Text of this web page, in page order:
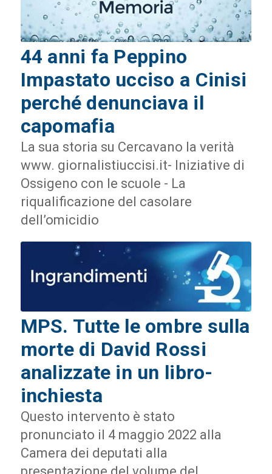
44 anni fa Peppino
Impastato ucciso a Cinisi
perché denunciava il
capomafia
La sua storia su Cercavano la verità
www. giornalistiuccisi.it- Iniziative di
Ossigeno con le scuole - La
riqualificazione del casolare
dell’omicidio
MPS. Tutte le ombre sulla
morte di David Rossi
analizzate in un libro-
inchiesta
Questo intervento è stato
pronunciato il 4 maggio 2022 alla
Camera dei deputati alla